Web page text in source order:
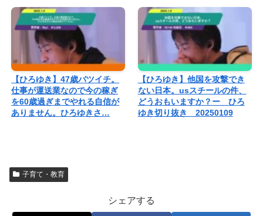
【ひろゆき】47歳バツイチ。
仕事が運送業なので今の稼ぎ
を60歳過ぎまでやれる自信が
ありません。ひろゆきさ…
【ひろゆき】他国を攻撃でき
ない日本。usスチールの件、
どうおもいますか？ー ひろ
ゆき切り抜き 20250109
子育て・教育
シェアする